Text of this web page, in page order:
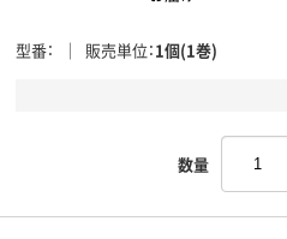
型番 販売単位 1個(1巻)
数量